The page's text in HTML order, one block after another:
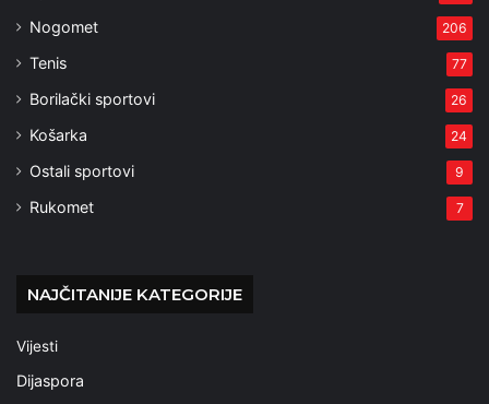
Nogomet 206
Tenis 77
Borilački sportovi 26
Košarka 24
Ostali sportovi 9
Rukomet 7
NAJČITANIJE KATEGORIJE
Vijesti
Dijaspora